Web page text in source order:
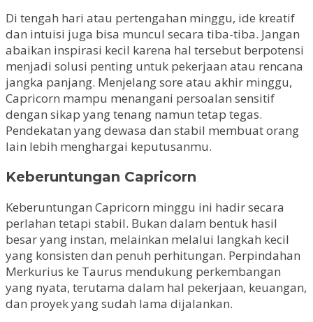
Di tengah hari atau pertengahan minggu, ide kreatif
dan intuisi juga bisa muncul secara tiba-tiba. Jangan
abaikan inspirasi kecil karena hal tersebut berpotensi
menjadi solusi penting untuk pekerjaan atau rencana
jangka panjang. Menjelang sore atau akhir minggu,
Capricorn mampu menangani persoalan sensitif
dengan sikap yang tenang namun tetap tegas.
Pendekatan yang dewasa dan stabil membuat orang
lain lebih menghargai keputusanmu.
Keberuntungan Capricorn
Keberuntungan Capricorn minggu ini hadir secara
perlahan tetapi stabil. Bukan dalam bentuk hasil
besar yang instan, melainkan melalui langkah kecil
yang konsisten dan penuh perhitungan. Perpindahan
Merkurius ke Taurus mendukung perkembangan
yang nyata, terutama dalam hal pekerjaan, keuangan,
dan proyek yang sudah lama dijalankan.